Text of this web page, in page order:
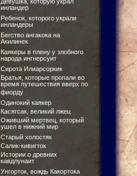
инландер
Ребенок, которого украли
инландеры
Бегство ангакока на
Акилинек
Каякеры в плену у злобного
народа ингнерсуит
Сирота Илиарсоркик
Братья, которые пропали во
время путешествия вверх по
фиорду
Одинокий каякер
Касягсак, великий лжец
Оживший мертвец, который
ушел в нижний мир
Старый холостяк
Салик-кивигток
Истории о древних
кавдлунаит
Унгорток, вождь Какортока